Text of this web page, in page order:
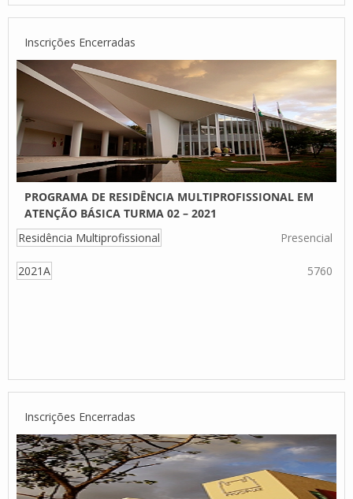
Inscrições Encerradas
PROGRAMA DE RESIDÊNCIA MULTIPROFISSIONAL EM
ATENÇÃO BÁSICA TURMA 02 – 2021
Residência Multiprofissional
Presencial
2021A 5760
Inscrições Encerradas